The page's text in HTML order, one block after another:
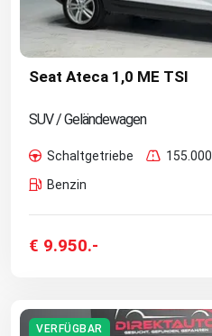
Seat Ateca 1,0 ME TSI
SUV / Geländewagen
Schaltgetriebe 155.000
Benzin
€ 9.950.-
VERFÜGBAR